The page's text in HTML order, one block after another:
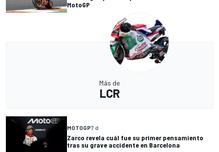
MotoGP
Más de
LCR
MOTOGP7 d
Zarco revela cuál fue su primer pensamiento
tras su grave accidente en Barcelona